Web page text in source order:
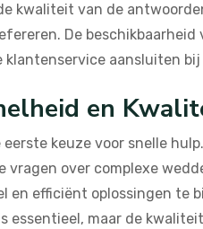
kwaliteit van de
De
aansluiten
en
eerste keuze voor snelle
vragen over complexe
en efficiënt oplossingen te
essentieel, maar de